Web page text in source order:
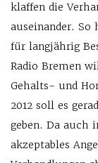
klaffen die
auseinander. So
für langjährig
Radio Bremen
Gehalts- und
2012 soll es
geben. Da auch
akzeptables